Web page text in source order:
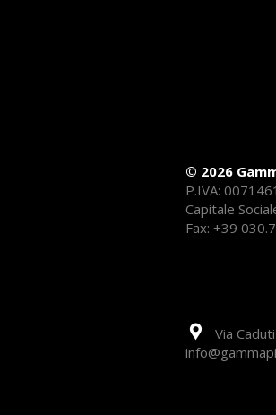
© 2026
P.IVA:
Capitale
Fax: +39
Via